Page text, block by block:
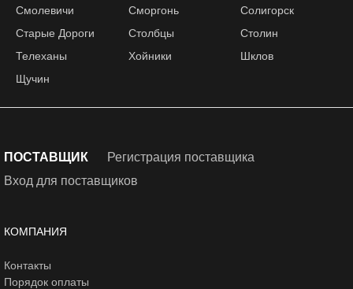
Смолевичи
Сморгонь
Солигорск
Старые Дороги
Столбцы
Столин
Телеханы
Хойники
Шклов
Щучин
ПОСТАВЩИК
Регистрация поставщика
Вход для поставщиков
КОМПАНИЯ
Контакты
Порядок оплаты